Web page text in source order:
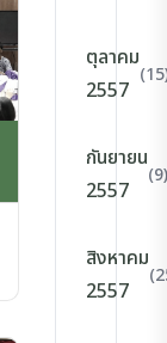
ตุลาคม
2557
กันยายน
2557
(9)
สิงหาคม
2557